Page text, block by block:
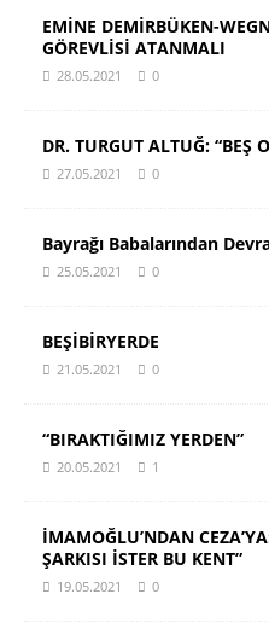
EMİNE DEMİRBÜKEN-
GÖREVLİSİ ATANMALI
28.05.2021 0
DR. TURGUT ALTUĞ: “BEŞ
27.05.2021 0
Bayrağı Babalarından
25.05.2021 0
BEŞİBİRYERDE
21.05.2021 0
“BIRAKTIĞIMIZ YERDEN”
20.05.2021 1
İMAMOĞLU’NDAN
ŞARKISI İSTER BU KENT”
19.05.2021 0